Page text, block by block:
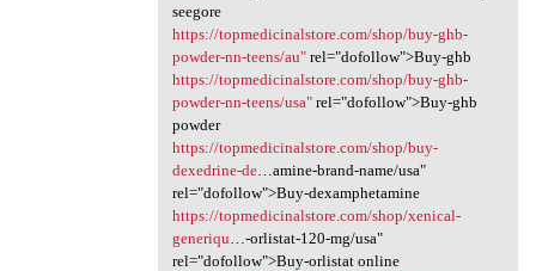
seegore
https://topmedicinalstore.com/shop/buy-ghb-
powder-nn-teens/au"rel="dofollow">Buy-ghb
https://topmedicinalstore.com/shop/buy-ghb-
powder-nn-teens/usa"rel="dofollow">Buy-ghb
powder
https://topmedicinalstore.com/shop/buy-
dexedrine-de…amine-brand-name/usa"
rel="dofollow">Buy-dexamphetamine
https://topmedicinalstore.com/shop/xenical-
generiqu …-orlistat-120-mg/usa"
rel="dofollow">Buy-orlistat online